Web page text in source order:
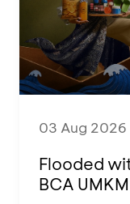
03 Aug 2026
Flooded
BCA